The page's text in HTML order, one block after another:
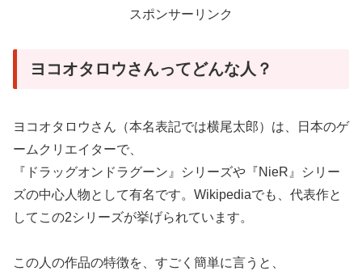
スポンサーリンク
ヨコオタロウさんってどんな人？
ヨコオタロウさん（本名表記では横尾太郎）は、日本のゲ
ームクリエイターで、
『ドラッグオンドラグーン』シリーズや『NieR』シリー
ズの中心人物として有名です。Wikipediaでも、代表作と
してこの2シリーズが挙げられています。
この人の作品の特徴を、すごく簡単に言うと、